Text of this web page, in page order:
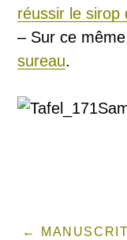
réussir le sirop
– Sur ce
sureau.